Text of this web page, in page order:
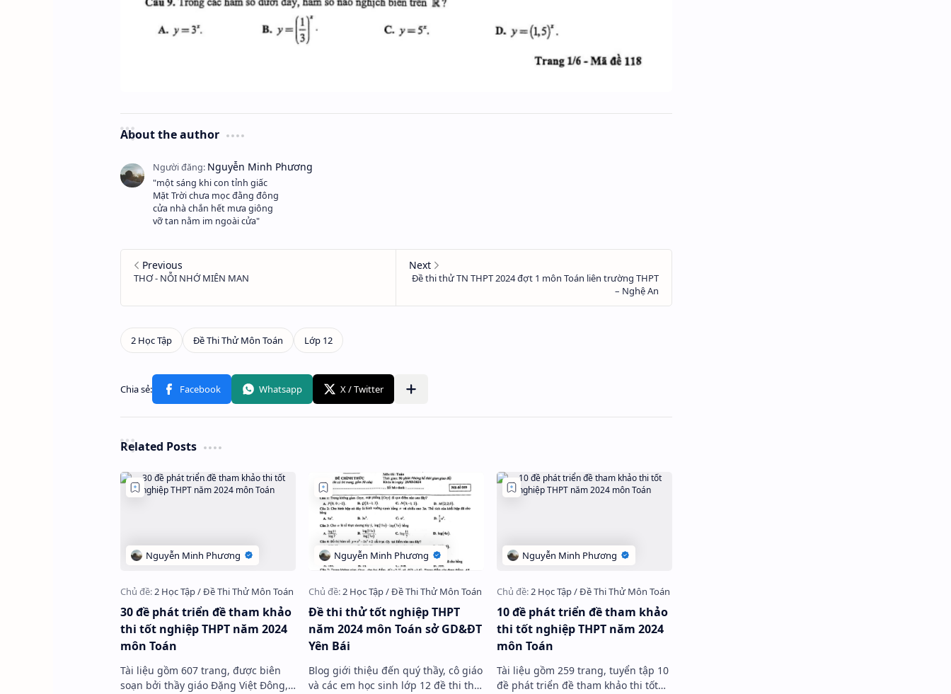
About the author
"một sáng khi con tỉnh giấc
Mặt Trời chưa mọc đằng đông
cửa nhà chắn hết mưa giông
vỡ tan nằm im ngoài cửa"
Related Posts
30 đề phát triển đề tham khảo
thi tốt nghiệp THPT năm 2024
môn Toán
Tài liệu gồm 607 trang, được biên
soạn bởi thầy giáo Đặng Việt Đông,
Đề thi thử tốt nghiệp THPT
năm 2024 môn Toán sở GD&ĐT
Yên Bái
Blog giới thiệu đến quý thầy, cô giáo
và các em học sinh lớp 12 đề thi thử
10 đề phát triển đề tham khảo
thi tốt nghiệp THPT năm 2024
môn Toán
Tài liệu gồm 259 trang, tuyển tập 10
đề phát triển đề tham khảo thi tốt